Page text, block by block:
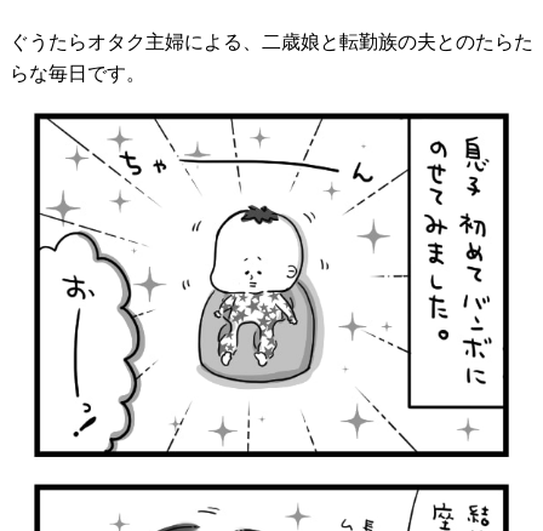
ぐうたらオタク主婦による、二歳娘と転勤族の夫とのたらた
らな毎日です。